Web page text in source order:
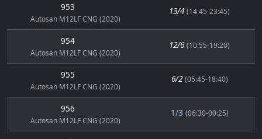
953
Autosan M12LF CNG (2020)
13/4 (14:45-23:45)
954
Autosan M12LF CNG (2020)
12/6 (10:55-19:20)
955
Autosan M12LF CNG (2020)
6/2 (05:45-18:40)
956
Autosan M12LF CNG (2020)
1/3 (06:30-00:25)